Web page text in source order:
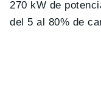
270 kW de
del 5 al 80% de